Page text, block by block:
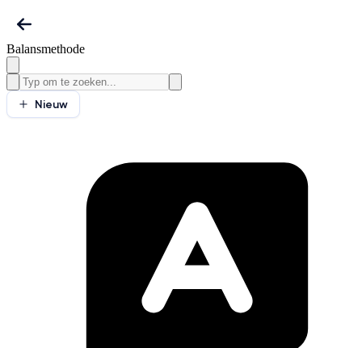
Balansmethode
Nieuw